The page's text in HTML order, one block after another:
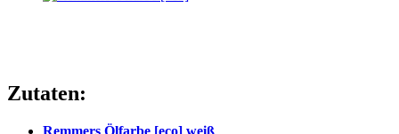
Zutaten: